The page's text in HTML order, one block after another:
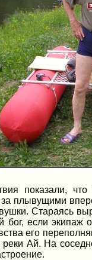
показали,
за плывущими
Стараясь
бог, если
его
Ай. На